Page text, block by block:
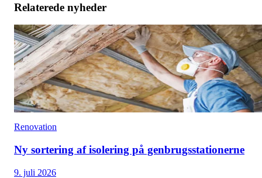
Relaterede nyheder
Renovation
Ny sortering af isolering på genbrugsstationerne
9. juli 2026